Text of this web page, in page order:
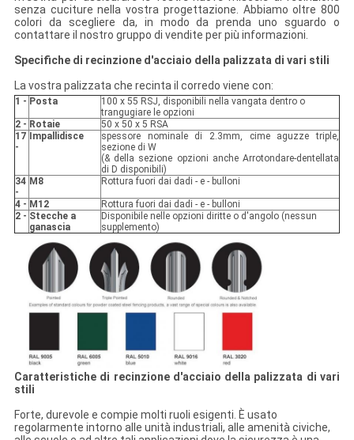
senza cuciture nella vostra progettazione. Abbiamo oltre 800
colori da scegliere da, in modo da prenda uno sguardo o
contattare il nostro gruppo di vendite per più informazioni.
Specifiche di recinzione d'acciaio della palizzata di vari stili
La vostra palizzata che recinta il corredo viene con:
1 - Posta
100 x 55 RSJ, disponibili nella vangata dentro o
trangugiare le opzioni
2 - Rotaie
50 x 50 x 5 RSA
17
-
Impallidisce
spessore nominale di 2.3mm, cime aguzze triple,
sezione di W
(& della sezione opzioni anche Arrotondare-dentellata
di D disponibili)
34
-
M8 Rottura fuori dai dadi - e - bulloni
4 - M12
Rottura fuori dai dadi - e - bulloni
2 - Stecche a
ganascia
Disponibile nelle opzioni diritte o d'angolo (nessun
supplemento)
Caratteristiche di recinzione d'acciaio della palizzata di vari
stili
Forte, durevole e compie molti ruoli esigenti. È usato
regolarmente intorno alle unità industriali, alle amenità civiche,